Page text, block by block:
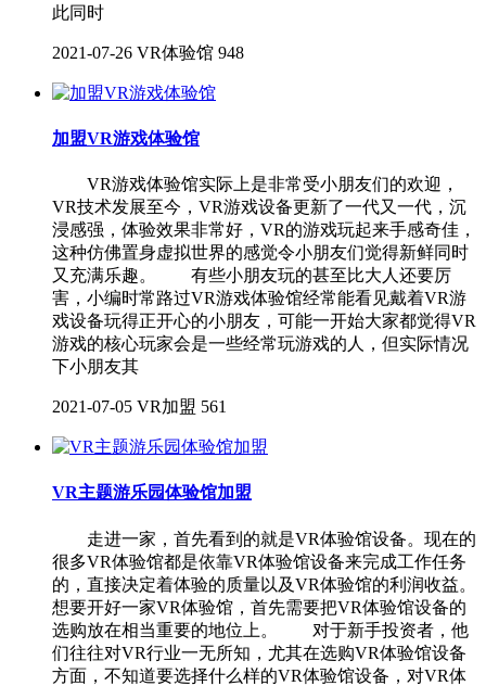
此同时
2021-07-26 VR体验馆 948
加盟VR游戏体验馆
VR游戏体验馆实际上是非常受小朋友们的欢迎，
VR技术发展至今，VR游戏设备更新了一代又一代，沉
浸感强，体验效果非常好，VR的游戏玩起来手感奇佳，
这种仿佛置身虚拟世界的感觉令小朋友们觉得新鲜同时
又充满乐趣。 有些小朋友玩的甚至比大人还要厉
害，小编时常路过VR游戏体验馆经常能看见戴着VR游
戏设备玩得正开心的小朋友，可能一开始大家都觉得VR
游戏的核心玩家会是一些经常玩游戏的人，但实际情况
下小朋友其
2021-07-05 VR加盟 561
VR主题游乐园体验馆加盟
走进一家，首先看到的就是VR体验馆设备。现在的
很多VR体验馆都是依靠VR体验馆设备来完成工作任务
的，直接决定着体验的质量以及VR体验馆的利润收益。
想要开好一家VR体验馆，首先需要把VR体验馆设备的
选购放在相当重要的地位上。 对于新手投资者，他
们往往对VR行业一无所知，尤其在选购VR体验馆设备
方面，不知道要选择什么样的VR体验馆设备，对VR体